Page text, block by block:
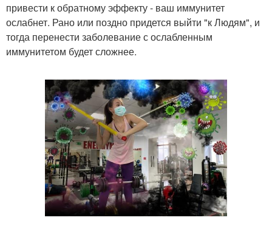
привести к обратному эффекту - ваш иммунитет
ослабнет. Рано или поздно придется выйти "к Людям", и
тогда перенести заболевание с ослабленным
иммунитетом будет сложнее.